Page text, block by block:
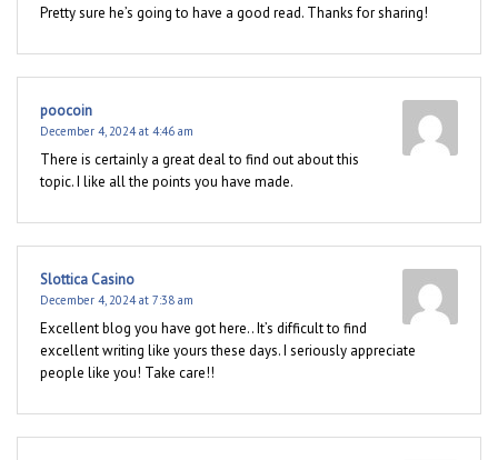
Pretty sure he’s going to have a good read. Thanks for sharing!
poocoin
December 4, 2024 at 4:46 am
There is certainly a great deal to find out about this
topic. I like all the points you have made.
Slottica Casino
December 4, 2024 at 7:38 am
Excellent blog you have got here.. It’s difficult to find
excellent writing like yours these days. I seriously appreciate
people like you! Take care!!